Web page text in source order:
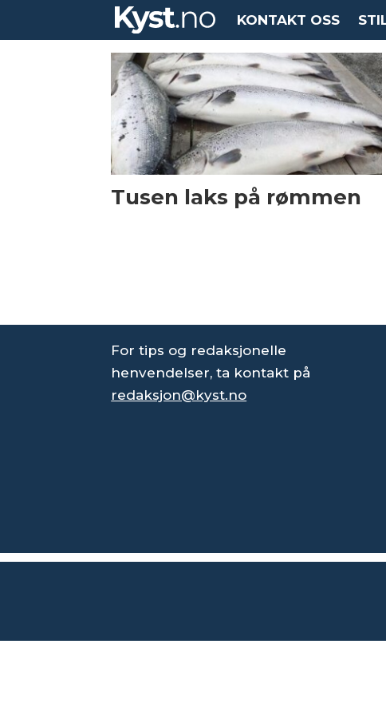
KONTAKT OSS
Tusen laks på rømmen
For tips og redaksjonelle
henvendelser, ta kontakt på
redaksjon@kyst.no